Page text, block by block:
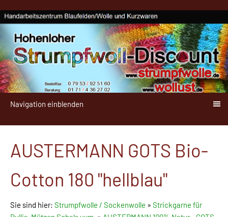
Navigation einblenden
AUSTERMANN GOTS Bio-
Cotton 180 "hellblau"
Sie sind hier: Strumpfwolle / Sockenwolle » Strickgarne für